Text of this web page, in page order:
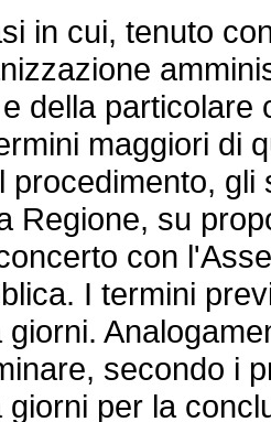
in cui, tenuto
della
maggiori di
procedimento,
Regione, su
con
I termini
secondo i
giorni per la